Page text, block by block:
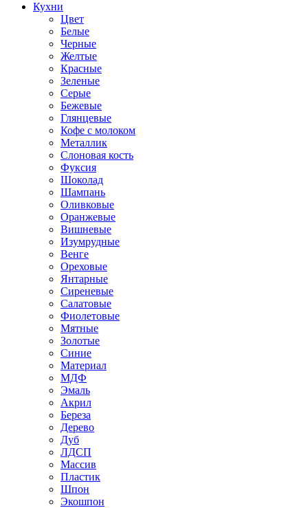
Кухни
Цвет
Белые
Черные
Желтые
Красные
Зеленые
Серые
Бежевые
Глянцевые
Кофе с молоком
Металлик
Слоновая кость
Фуксия
Шоколад
Шампань
Оливковые
Оранжевые
Вишневые
Изумрудные
Венге
Ореховые
Янтарные
Сиреневые
Салатовые
Фиолетовые
Мятные
Золотые
Синие
Материал
МДФ
Эмаль
Акрил
Береза
Дерево
Дуб
ЛДСП
Массив
Пластик
Шпон
Экошпон